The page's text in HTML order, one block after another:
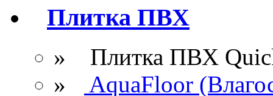
Плитка ПВХ
» Плитка ПВХ
»
AquaFloor